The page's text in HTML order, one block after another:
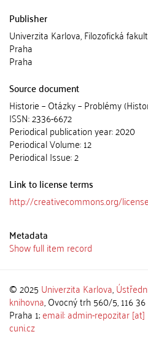
Publisher
Univerzita Karlova, Filozofická
Praha
Praha
Source document
Historie – Otázky – Problémy
ISSN: 2336-6672
Periodical publication year: 2020
Periodical Volume: 12
Periodical Issue: 2
Link to license terms
http://creativecommons.org/
Metadata
Show full item record
© 2025 Univerzita Karlova,
knihovna, Ovocný trh 560/5, 116 36
Praha 1;email: admin-repozitar [at]
cuni.cz